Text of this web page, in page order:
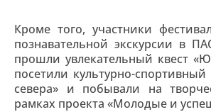
Кроме того, участники
познавательной экскурсии в
прошли увлекательный квест
посетили культурно-
севера» и побывали на
рамках проекта «Молодые и